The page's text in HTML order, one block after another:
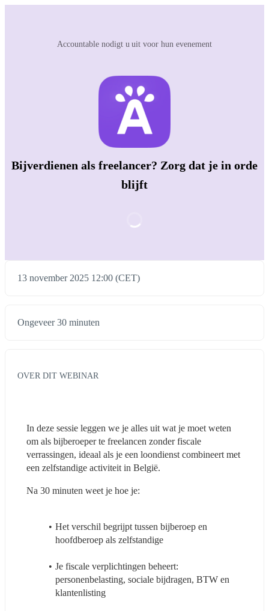
Accountable nodigt u uit voor hun evenement
Bijverdienen als freelancer? Zorg dat je in orde
blijft
13 november 2025 12:00 (CET)
Ongeveer 30 minuten
OVER DIT WEBINAR
In deze sessie leggen we je alles uit wat je moet weten
om als bijberoeper te freelancen zonder fiscale
verrassingen, ideaal als je een loondienst combineert met
een zelfstandige activiteit in België.
Na 30 minuten weet je hoe je:
Het verschil begrijpt tussen bijberoep en
hoofdberoep als zelfstandige
Je fiscale verplichtingen beheert:
personenbelasting, sociale bijdragen, BTW en
klantenlisting